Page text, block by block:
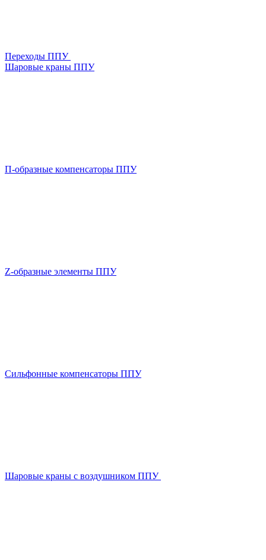
Переходы ППУ
Шаровые краны ППУ
П-образные компенсаторы ППУ
Z-образные элементы ППУ
Сильфонные компенсаторы ППУ
Шаровые краны с воздушником ППУ